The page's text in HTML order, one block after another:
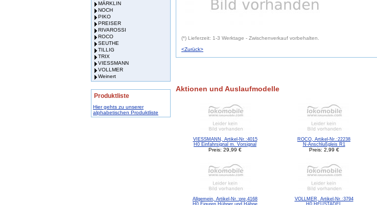
MÄRKLIN
NOCH
PIKO
PREISER
RIVAROSSI
ROCO
SEUTHE
TILLIG
TRIX
VIESSMANN
VOLLMER
Weinert
Produktliste
Hier gehts zu unserer
alphabetischen Produktliste
(*) Lieferzeit: 1-3 Werktage - Zwischenverkauf vorbehalten.
<Zurück>
Aktionen und Auslaufmodelle
VIESSMANN, Artikel-Nr.:4015
H0 Einfahrsignal m. Vorsignal
Preis: 29,99 €
ROCO, Artikel-Nr.:22238
N-Anschlußgleis R1
Preis: 2,99 €
Allgemein, Artikel-Nr.:pre,4168
H0 Figuren Hühner und Hähne
VOLLMER, Artikel-Nr.:3794
H0 HEUSTADEL